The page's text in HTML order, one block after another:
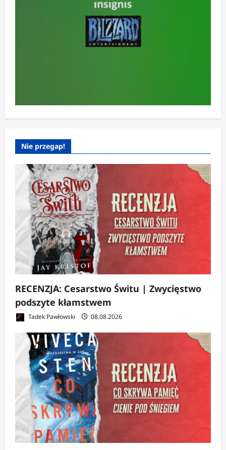
Nie przegap!
RECENZJA: Cesarstwo Świtu | Zwycięstwo
podszyte kłamstwem
Tadek Pawłowski 08.08.2026